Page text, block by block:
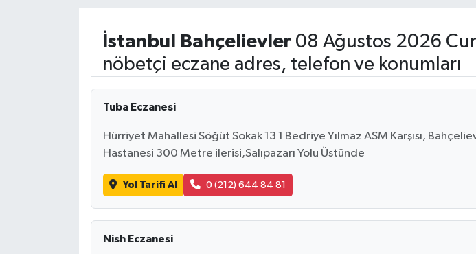
İstanbul Bahçelievler 08 Ağustos 2026
nöbetçi eczane adres, telefon ve konumları
Tuba Eczanesi
Hürriyet Mahallesi Söğüt Sokak 13 1 Bedriye Yılmaz ASM Karşısı,
Hastanesi 300 Metre ilerisi,Salıpazarı Yolu Üstünde
Yol Tarifi Al 0 (212) 644 84 81
Nish Eczanesi